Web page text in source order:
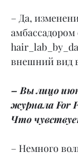
– Да,
внешний вид
– Вы лицо
журнала For
Что
– Немного